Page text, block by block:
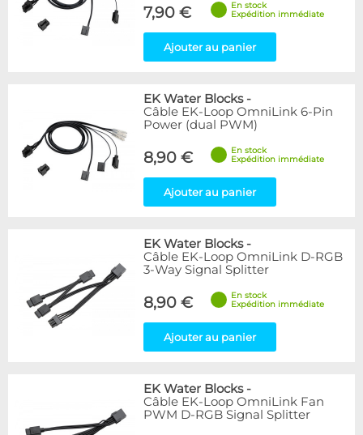
7,90 €
En stock
Expédition immédiate
Ajouter au panier
EK Water Blocks-
Câble EK-Loop OmniLink 6-Pin
Power (dual PWM)
8,90 €
En stock
Expédition immédiate
Ajouter au panier
EK Water Blocks-
Câble EK-Loop OmniLink D-RGB
3-Way Signal Splitter
8,90 €
En stock
Expédition immédiate
Ajouter au panier
EK Water Blocks-
Câble EK-Loop OmniLink Fan
PWM D-RGB Signal Splitter